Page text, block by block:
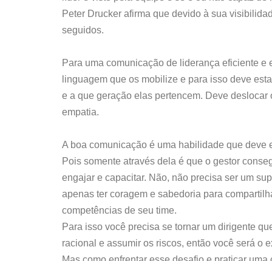
Peter Drucker afirma que devido à sua
seguidos.
Para uma comunicação de liderança eficiente
linguagem que os mobilize e para isso deve
e a que geração elas pertencem. Deve
empatia.
A boa comunicação é uma habilidade que
Pois somente através dela é que o gestor
engajar e capacitar. Não, não precisa ser um
apenas ter coragem e sabedoria para
competências de seu time.
Para isso você precisa se tornar um dirigente
racional e assumir os riscos, então você será o